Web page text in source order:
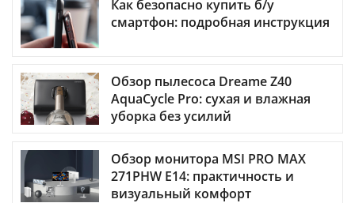
Как безопасно купить б/у
смартфон: подробная инструкция
Обзор пылесоса Dreame Z40
AquaCycle Pro: сухая и влажная
уборка без усилий
Обзор монитора MSI PRO MAX
271PHW E14: практичность и
визуальный комфорт